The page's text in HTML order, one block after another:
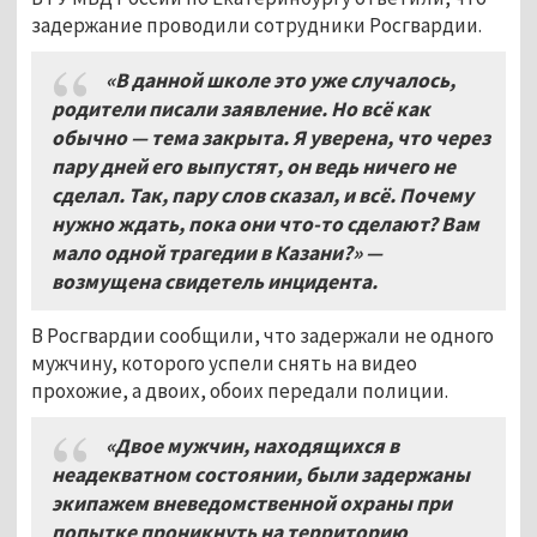
задержание проводили сотрудники Росгвардии.
«В данной школе это уже случалось,
родители писали заявление. Но всё как
обычно — тема закрыта. Я уверена, что через
пару дней его выпустят, он ведь ничего не
сделал. Так, пару слов сказал, и всё. Почему
нужно ждать, пока они что-то сделают? Вам
мало одной трагедии в Казани?» —
возмущена свидетель инцидента.
В Росгвардии сообщили, что задержали не одного
мужчину, которого успели снять на видео
прохожие, а двоих, обоих передали полиции.
«Двое мужчин, находящихся в
неадекватном состоянии, были задержаны
экипажем вневедомственной охраны при